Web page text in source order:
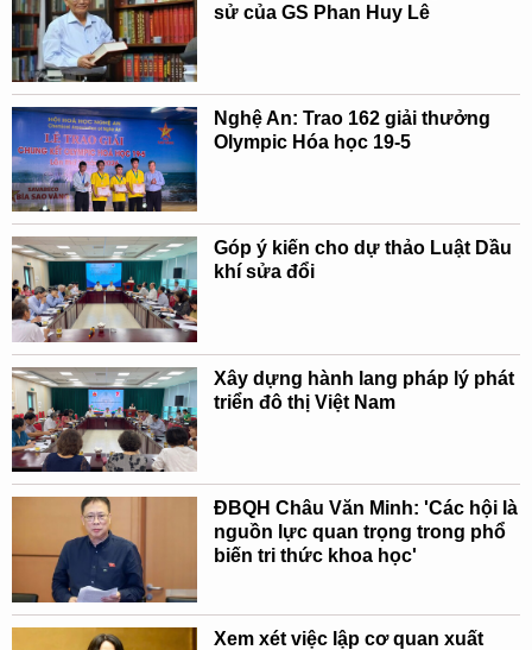
sử của GS Phan Huy Lê
Nghệ An: Trao 162 giải thưởng
Olympic Hóa học 19-5
Góp ý kiến cho dự thảo Luật Dầu
khí sửa đổi
Xây dựng hành lang pháp lý phát
triển đô thị Việt Nam
ĐBQH Châu Văn Minh: 'Các hội là
nguồn lực quan trọng trong phổ
biến tri thức khoa học'
Xem xét việc lập cơ quan xuất